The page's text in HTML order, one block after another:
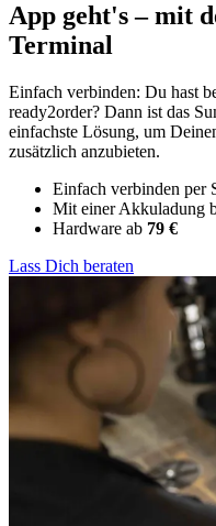
App geht's – mit
Terminal
Einfach verbinden: Du hast
ready2order? Dann ist das
einfachste Lösung, um
zusätzlich anzubieten.
Einfach verbinden
Mit einer Akkuladung
Hardware ab 79 €
Lass Dich beraten